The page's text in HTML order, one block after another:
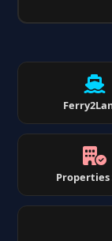
Properties